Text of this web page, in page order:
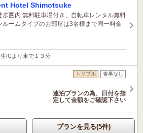
Hotel Shimotsuke
圏内 無料駐車場付き、自転車レンタル無料
ルームタイプのお部屋は3名様まで同一料金
ICより車で１３分
トリプル 食事なし
連泊プランの為、日付を指
定して金額をご確認下さい
プランを見る(5件)